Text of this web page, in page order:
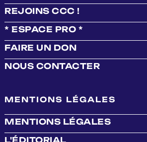
REJOINS CCC !
* ESPACE PRO *
FAIRE UN DON
NOUS CONTACTER
MENTIONS LÉGALES
MENTIONS LÉGALES